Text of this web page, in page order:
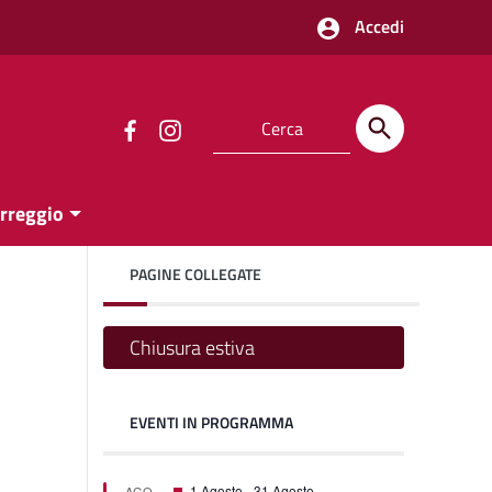
Accedi
PAGINE COLLEGATE
Chiusura estiva
EVENTI IN PROGRAMMA